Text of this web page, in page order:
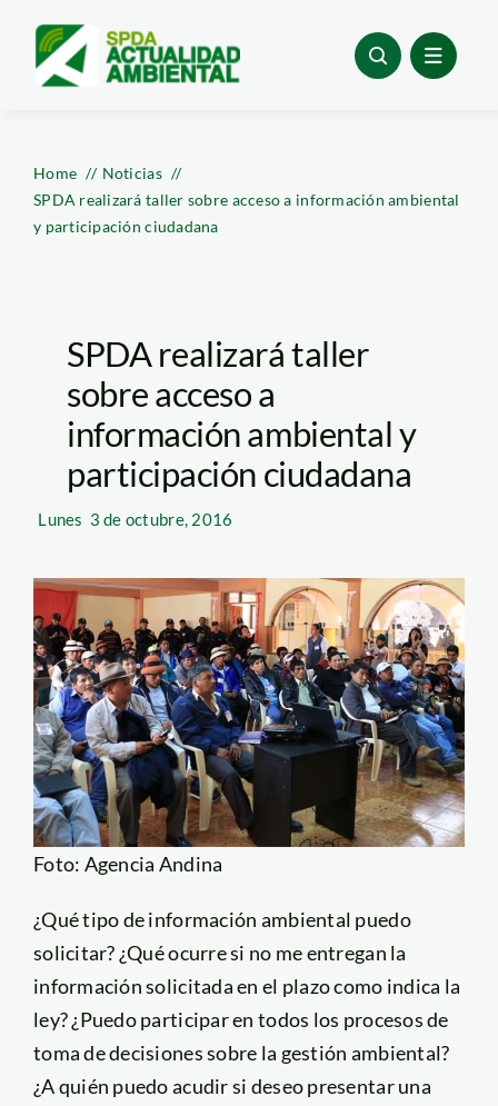
content
Home
Noticias
SPDA realizará taller sobre acceso a información ambiental
y participación ciudadana
SPDA realizará taller
sobre acceso a
información ambiental y
participación ciudadana
Lunes 3 de octubre, 2016
Foto: Agencia Andina
¿Qué tipo de información ambiental puedo
solicitar? ¿Qué ocurre si no me entregan la
información solicitada en el plazo como indica la
ley? ¿Puedo participar en todos los procesos de
toma de decisiones sobre la gestión ambiental?
¿A quién puedo acudir si deseo presentar una